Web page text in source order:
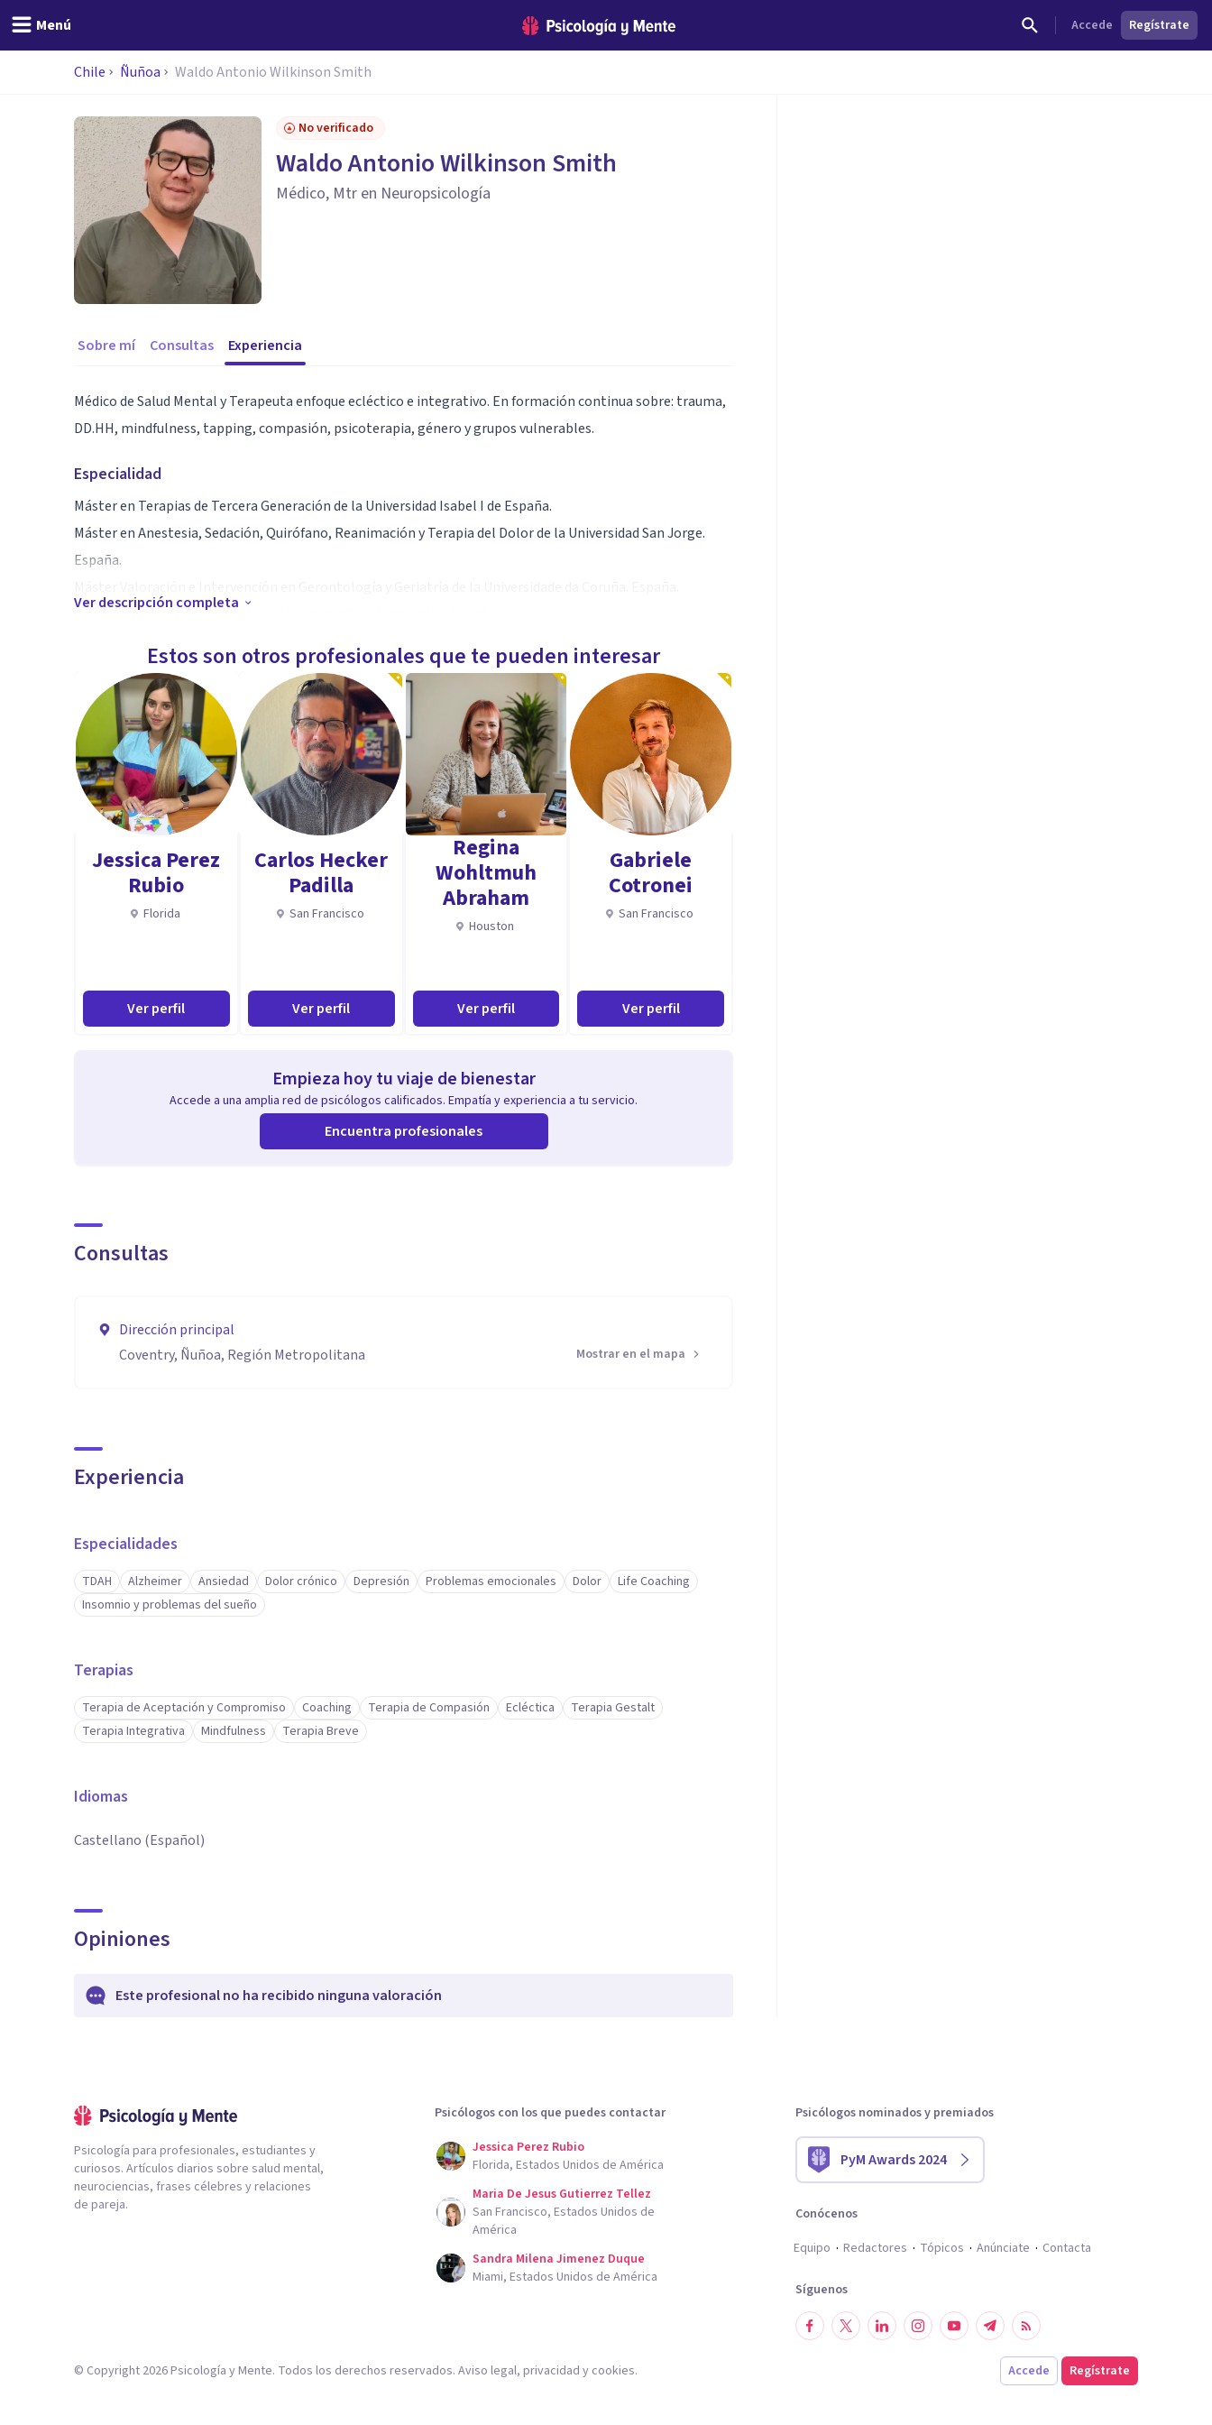
Menú Accede Regístrate
Chile Ñuñoa Waldo Antonio Wilkinson Smith
No verificado
Waldo Antonio Wilkinson Smith
Médico, Mtr en Neuropsicología
Sobre mí Consultas Experiencia
Médico de Salud Mental y Terapeuta enfoque ecléctico e integrativo. En formación continua sobre: trauma,
DD.HH, mindfulness, tapping, compasión, psicoterapia, género y grupos vulnerables.
Especialidad
Máster en Terapias de Tercera Generación de la Universidad Isabel I de España.
Máster en Anestesia, Sedación, Quirófano, Reanimación y Terapia del Dolor de la Universidad San Jorge.
España.
Máster en Neuropsicología de la Universidad Rey Juan Carlos. España.
Estudios para la Paz. España.
Diplomado de Mindfulness y psicología clínica de Espacio Mindfulness. Argentina.
Diplomado de Postítulo Clínica en Neuropsiquiatría del Adulto de la Universidad de Chile.
Diplomado en Farmacología Clínica de la Pontificia Universidad Católica de Chile.
Ver descripción completa
Estos son otros profesionales que te pueden interesar
Jessica Perez
Rubio
Florida
Ver perfil
Carlos Hecker
Padilla
San Francisco
Ver perfil
Regina
Wohltmuh
Abraham
Houston
Ver perfil
Gabriele
Cotronei
San Francisco
Ver perfil
Empieza hoy tu viaje de bienestar
Accede a una amplia red de psicólogos calificados. Empatía y experiencia a tu servicio.
Encuentra profesionales
Consultas
Dirección principal
Coventry, Ñuñoa, Región Metropolitana
Mostrar en el mapa
Experiencia
Especialidades
TDAH Alzheimer Ansiedad Dolor crónico Depresión Problemas emocionales Dolor
Life Coaching
Insomnio y problemas del sueño
Terapias
Terapia de Aceptación y Compromiso Coaching Terapia de Compasión Ecléctica
Terapia Gestalt
Terapia Integrativa
Mindfulness Terapia Breve
Idiomas
Castellano (Español)
Opiniones
Este profesional no ha recibido ninguna valoración
Psicología para profesionales, estudiantes y
curiosos. Artículos diarios sobre salud mental,
neurociencias, frases célebres y relaciones
de pareja.
Psicólogos con los que puedes contactar
Jessica Perez Rubio
Florida, Estados Unidos de América
Maria De Jesus Gutierrez Tellez
San Francisco, Estados Unidos de
América
Sandra Milena Jimenez Duque
Miami, Estados Unidos de América
Psicólogos nominados y premiados
PyM Awards 2024
Conócenos
Equipo
Redactores Tópicos Anúnciate Contacta
Síguenos
Accede Regístrate
© Copyright 2026Psicología y Mente. Todos los derechos reservados. Aviso legal, privacidad y cookies.